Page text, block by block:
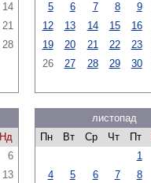
14
21
28
5
6 7 8 9
12
13 14 15 16
19
20 21 22 23
26
27 28 29 30
Нд
6
13
листопад
Пн
Вт Ср Чт Пт
1
4
5 6 7 8